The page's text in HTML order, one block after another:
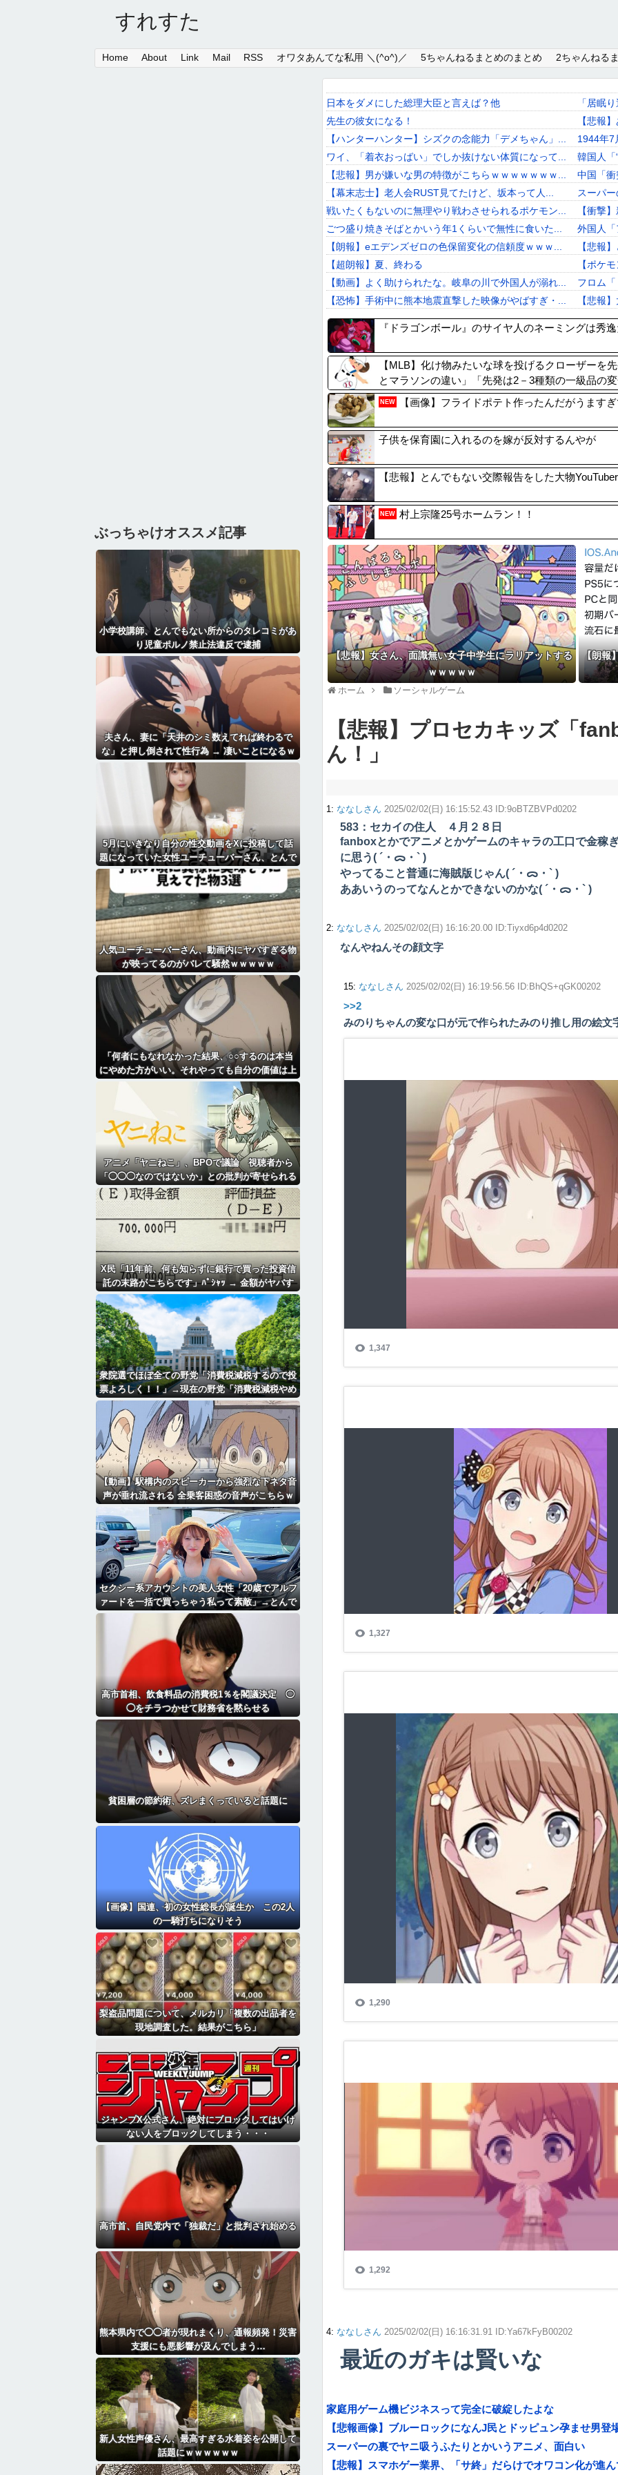
すれすた
Home About Link Mail RSS オワタあんてな私用 ＼(^o^)／ 5ちゃんねるまとめのまとめ 2ちゃんねる
日本をダメにした総理大臣と言えば？他
先生の彼女になる！
【ハンターハンター】シズクの念能力「デメちゃん」...
ワイ、「着衣おっばい」でしか抜けない体質になって...
【悲報】男が嫌いな男の特徴がこちらｗｗｗｗｗｗｗ...
【幕末志士】老人会RUST見てたけど、坂本って人...
戦いたくもないのに無理やり戦わさせられるポケモン...
ごつ盛り焼きそばとかいう年1くらいで無性に食いた...
【朗報】eエデンズゼロの色保留変化の信頼度ｗｗｗ...
【超朗報】夏、終わる
【動画】よく助けられたな。岐阜の川で外国人が溺れ...
【恐怖】手術中に熊本地震直撃した映像がやばすぎ・...
【画像】アムロ大尉、シャアに対してど正論をかまし...
【VTuber】NHK「ぶいあーる！」真夏のホラ...
仕事辞めた時ってどんな気分だった？
【画像】福原遥さん、意外とあるｗ
「居眠
【悲報
1944年7
韓国人「
中国「
スーパ
【衝撃
外国人
【悲報
【ポケ
フロム
【悲報
Amazon
新聞さ
【朗報
【トヨ
『ドラゴンボール』のサイヤ人のネーミングは秀
【MLB】化け物みたいな球を投げるクローザー
とマラソンの違い」「先発は2－3種類の一級品の
NEW 【画像】フライドポテト作ったんだがうます
子供を保育園に入れるのを嫁が反対するんやが
【悲報】とんでもない交際報告をした大物
NEW 村上宗隆25号ホームラン！！
【悲報】女さん、面識無い女子中学生にラリアットする
ｗｗｗｗｗ
【朗報
ホーム ソーシャルゲーム
【悲報】プロセカキッズ「
ん！」
1: ななしさん 2025/02/02(日) 16:15:52.43 ID:9oBTZBVPd0202
583：セカイの住人 ４月２８日
fanboxとかでアニメとかゲームのキャラの工口で金稼
に思う( ´・ᯅ・` )
やってること普通に海賊版じゃん( ´・ᯅ・` )
ああいうのってなんとかできないのかな( ´・ᯅ・` )
2: ななしさん 2025/02/02(日) 16:16:20.00 ID:Tiyxd6p4d0202
なんやねんその顔文字
15: ななしさん 2025/02/02(日) 16:19:56.56 ID:BhQS+qGK00202
>>2
みのりちゃんの変な口が元で作られたみのり推し用の絵文
4: ななしさん 2025/02/02(日) 16:16:31.91 ID:Ya67kFyB00202
最近のガキは賢いな
家庭用ゲーム機ビジネスって完全に破綻したよな
【悲報画像】ブルーロックになんJ民とドッピュン孕ませ男登
スーパーの裏でヤニ吸うふたりとかいうアニメ、面白い
【悲報】スマホゲー業界、「サ終」だらけでオワコン化が進
ぶっちゃけオススメ記事
小学校講師、とんでもない所からのタレコミがあ
り児童ポルノ禁止法違反で逮捕
夫さん、妻に「天井のシミ数えてれば終わるで
な」と押し倒されて性行為 → 凄いことになるｗ
ｗｗｗｗ
5月にいきなり自分の性交動画をXに投稿して話
題になっていた女性ユーチューバーさん、とんで
もないことになっていた・・・
人気ユーチューバーさん、動画内にヤバすぎる物
が映ってるのがバレて騒然ｗｗｗｗｗ
「何者にもなれなかった結果、○○するのは本当
にやめた方がいい。それやっても自分の価値は上
がらない」→各界隈に突き刺さってしまう
アニメ「ヤニねこ」、BPOで議論 視聴者から
「◯◯◯なのではないか」との批判が寄せられる
X民「11年前、何も知らずに銀行で買った投資信
託の末路がこちらです」ﾊﾟｼｬｯ → 金額がヤバす
ぎるｗｗｗｗｗｗ
衆院選でほぼ全ての野党「消費税減税するので投
票よろしく！！」→現在の野党「消費税減税やめ
ろ！！財源はどうするんだ！！」
【動画】駅構内のスピーカーから強烈な下ネタ音
声が垂れ流される 全乗客困惑の音声がこちらｗ
ｗｗｗｗｗ
セクシー系アカウントの美人女性「20歳でアルフ
ァードを一括で買っちゃう私って素敵」→とんで
もないものが映り込んでしまい、終わる
高市首相、飲食料品の消費税1％を閣議決定 ◯
◯をチラつかせて財務省を黙らせる
貧困層の節約術、ズレまくっていると話題に
【画像】国連、初の女性総長が誕生か この2人
の一騎打ちになりそう
梨盗品問題について、メルカリ「複数の出品者を
現地調査した。結果がこちら」
ジャンプX公式さん、絶対にブロックしてはいけ
ない人をブロックしてしまう・・・
高市首、自民党内で「独裁だ」と批判され始める
熊本県内で◯◯者が現れまくり、通報頻発！災害
支援にも悪影響が及んでしまう…
新人女性声優さん、最高すぎる水着姿を公開して
話題にｗｗｗｗｗｗ
Link
Mail
RSS
オワタあんてな私用 ＼(^o^)／
5ちゃんねるまとめのまとめ
2ちゃんねるまとめのまとめ
まとめサイト速報＋